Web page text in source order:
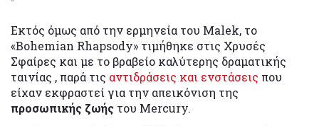
Εκτός όμως από την ερμηνεία του Malek, το
«Bohemian Rhapsody» τιμήθηκε στις Χρυσές
Σφαίρες και με το βραβείο καλύτερης δραματικής
ταινίας , παρά τις αντιδράσεις και ενστάσεις που
είχαν εκφραστεί για την απεικόνιση της
προσωπικής ζωής του Mercury.